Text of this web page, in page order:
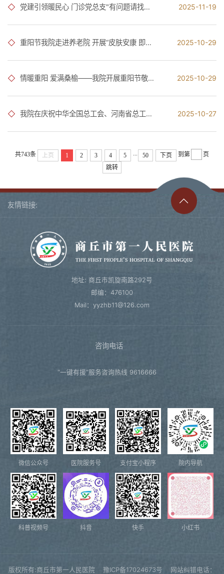
党建引领暖民心 门诊党总支"有问题请找我"打造党员服务红色名片 2025-11-19
重阳节我院走进养老院 开展“皮肤安康 即刻守护”科普义诊活动 2025-10-29
情暖重阳 爱满桑榆——我院开展重阳节敬老爱老主题慰问活动 2025-10-29
我院在庆祝中华全国总工会、河南省总工会成立100周年商丘市职工羽毛球比赛中斩获佳绩 2025-10-27
共743条 上页 1 2 3 4 5 ... 50 下页 到第
页
跳转
友情链接:
地址: 商丘市凯旋南路292号
邮编：476100
Mail：yyzhb11@126.com
咨询电话
“一键有援”服务咨询热线 9616666
微信公众号 医院服务号 支付宝小程序 院内导航
科普视频号 抖音 快手 小红书
版权所有:商丘市第一人民医院 豫ICP备17024673号 网站纠错电话：